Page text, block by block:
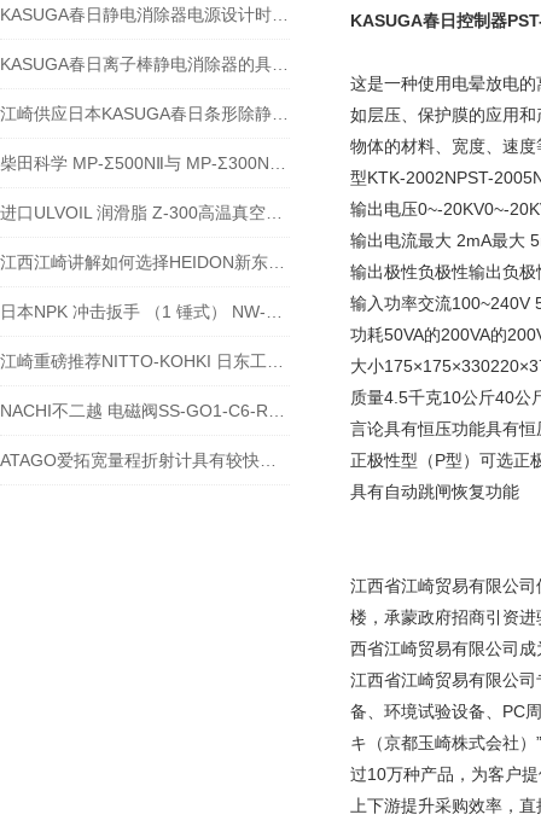
KASUGA春日控制器
这是一种使用电晕放电
如层压、保护膜的应用
物体的材料、宽度、速
型KTK-2002NPST-
输出电压0~-20KV0~-
输出电流最大 2mA最大
输出极性负极性输出负
输入功率交流100~240V
功耗50VA的200VA的
大小
质量4.5千克10公斤40公
言论具有恒压功能具有
正极性型（P型）可选正
具有自动跳闸恢复功能
江西省江崎贸易有限公
楼，承蒙政府招商引资
西省江崎贸易有限公司
江西省江崎贸易有限公
备、环境试验设备、PC
キ（京都玉崎株式会社
过10万种产品，为客户
上下游提升采购效率，